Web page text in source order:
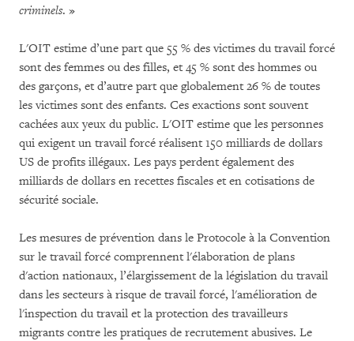
criminels. »
L'OIT estime d’une part que 55 % des victimes du travail forcé
sont des femmes ou des filles, et 45 % sont des hommes ou
des garçons, et d’autre part que globalement 26 % de toutes
les victimes sont des enfants. Ces exactions sont souvent
cachées aux yeux du public. L'OIT estime que les personnes
qui exigent un travail forcé réalisent 150 milliards de dollars
US de profits illégaux. Les pays perdent également des
milliards de dollars en recettes fiscales et en cotisations de
sécurité sociale.
Les mesures de prévention dans le Protocole à la Convention
sur le travail forcé comprennent l'élaboration de plans
d'action nationaux, l’élargissement de la législation du travail
dans les secteurs à risque de travail forcé, l'amélioration de
l'inspection du travail et la protection des travailleurs
migrants contre les pratiques de recrutement abusives. Le